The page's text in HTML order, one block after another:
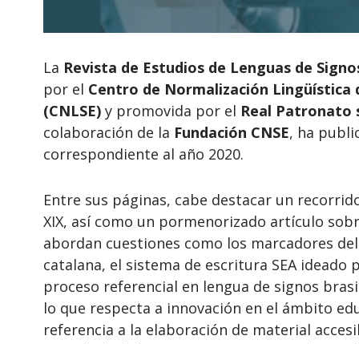
La Revista de Estudios de Lenguas de
por el Centro de Normalización Lingüística
(CNLSE)y promovida por el Real Patronato
colaboración de la Fundación CNSE, ha
correspondiente al año 2020.
Entre sus páginas, cabe destacar un
XIX, así como un pormenorizado artículo
abordan cuestiones como los marcadores
catalana, el sistema de escritura SEA
proceso referencial en lengua de signos
lo que respecta a innovación en el ámbito
referencia a la elaboración de material